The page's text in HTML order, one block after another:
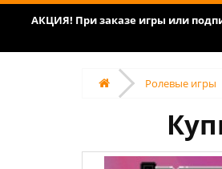
АКЦИЯ! При заказе игры или
Ролевые игры